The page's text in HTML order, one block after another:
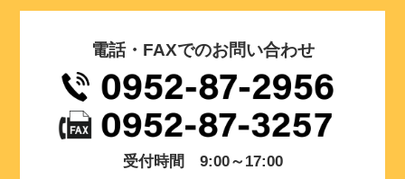
電話・FAXでのお問い合わせ
受付時間 9:00～17:00